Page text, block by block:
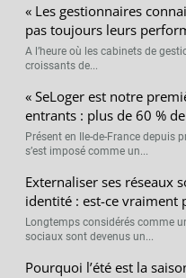
« Les gestionnaires
pas toujours leurs
A l’heure où les cabinets de
croissants de...
« SeLoger est notre
entrants : plus de 60 %
Présent en Ile-de-France depuis
s’est imposé comme un...
Externaliser ses réseaux
identité : est-ce vraiment
Longtemps considérés comme
sociaux sont devenus un...
Pourquoi l’été est la